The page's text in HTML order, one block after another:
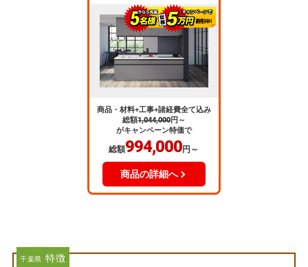
商品・材料+工事+諸経費全て込み
総額1,044,000円～
がキャンペーン特価で
総額994,000円～
商品の詳細へ
千葉県 特徴